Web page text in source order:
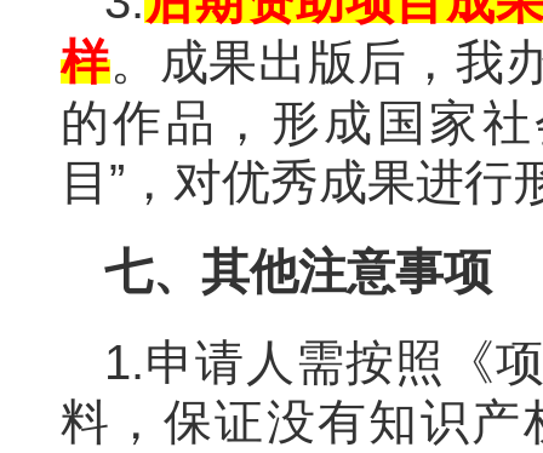
样。成果出版后，我
的作品，形成国家
目”，对优秀成果进
七、其他注意事项
1.申请人需按照《
料，保证没有知识